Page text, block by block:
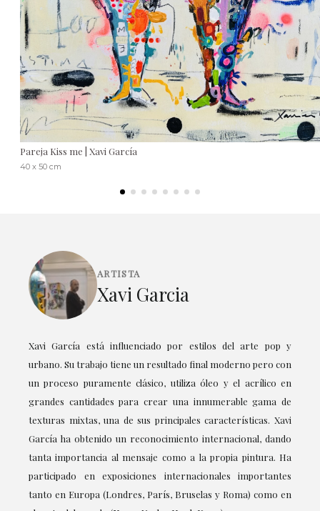
Pareja Kiss me | Xavi García
40 x 50 cm
ARTISTA
Xavi Garcia
Xavi García está influenciado por estilos del arte pop y
urbano. Su trabajo tiene un resultado final moderno pero con
un proceso puramente clásico, utiliza óleo y el acrílico en
grandes cantidades para crear una innumerable gama de
texturas mixtas, una de sus principales características. Xavi
García ha obtenido un reconocimiento internacional, dando
tanta importancia al mensaje como a la propia pintura. Ha
participado en exposiciones internacionales importantes
tanto en Europa (Londres, París, Bruselas y Roma) como en